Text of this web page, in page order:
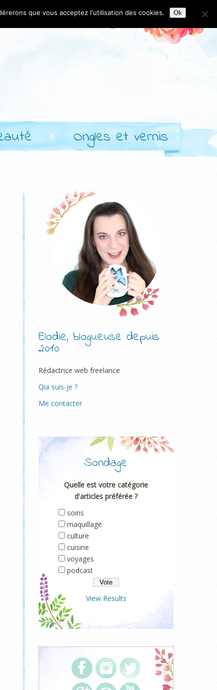
Ongles et vernis
Elodie, blogueuse depuis
2010
Rédactrice web freelance
Qui suis-je ?
Me contacter
Sondage
Quelle est votre catégorie
d'articles préférée ?
soins
maquillage
culture
cuisine
voyages
podcast
View Results
que vous acceptez l'utilisation des cookies. Ok